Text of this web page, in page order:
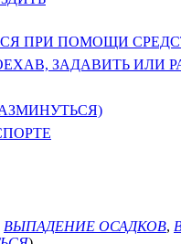
ПРИ ПОМОЩИ
ЗАДАВИТЬ ИЛИ
ВЫПАДЕНИЕ ОСАДКОВ,